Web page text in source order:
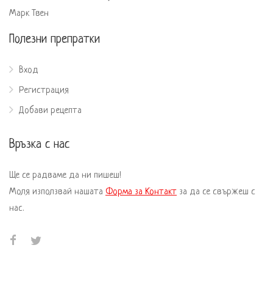
Марк Твен
Полезни препратки
Вход
Регистрация
Добави рецепта
Връзка с нас
Ще се радваме да ни пишеш!
Моля използвай нашата Форма за Контакт за да се свържеш с
нас.